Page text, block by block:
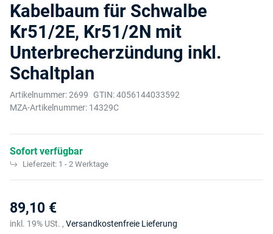
Kabelbaum für Schwalbe
Kr51/2E, Kr51/2N mit
Unterbrecherzündung inkl.
Schaltplan
Artikelnummer:2699 GTIN:4056144033592
MZA-Artikelnummer: 14329C
Sofort verfügbar
Lieferzeit: 1 - 2 Werktage
89,10 €
inkl. 19% USt. , Versandkostenfreie Lieferung